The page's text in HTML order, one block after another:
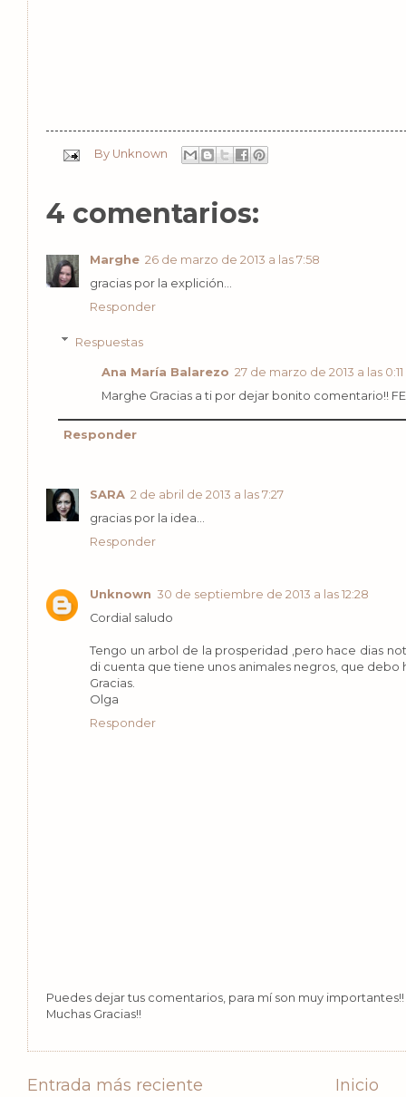
By Unknown
4 comentarios:
Marghe 26 de marzo de 2013 a las 7:58
gracias por la explición...
Responder
Respuestas
Ana María Balarezo 27 de marzo de 2013 a las 0:11
Marghe Gracias a ti por dejar bonito comentario!!
Responder
SARA 2 de abril de 2013 a las 7:27
gracias por la idea...
Responder
Unknown 30 de septiembre de 2013 a las 12:28
Cordial saludo
Tengo un arbol de la prosperidad ,pero hace dias
di cuenta que tiene unos animales negros, que debo
Gracias.
Olga
Responder
Puedes dejar tus comentarios, para mí son muy
Muchas Gracias!!
Entrada más reciente Inicio